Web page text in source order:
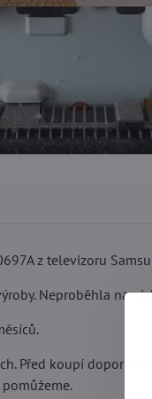
z televizoru
Neproběhla na
Před koupí